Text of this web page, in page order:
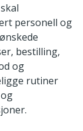
personell og
bestilling,
og
rutiner